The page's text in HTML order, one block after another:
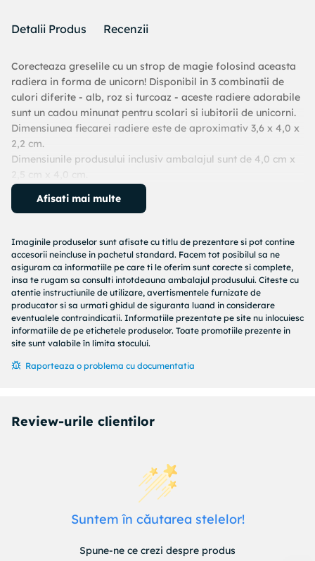
Detalii Produs Recenzii
Corecteaza greselile cu un strop de magie folosind aceasta
radiera in forma de unicorn! Disponibil in 3 combinatii de
culori diferite - alb, roz si turcoaz - aceste radiere adorabile
sunt un cadou minunat pentru scolari si iubitorii de unicorni.
Dimensiunea fiecarei radiere este de aproximativ 3,6 x 4,0 x
2,2 cm.
Dimensiunile produsului inclusiv ambalajul sunt de 4,0 cm x
Varsta recomandata: 6 ani+
Avertisment: Nu este recomandat copiilor sub 3 ani!
Afisati mai multe
Imaginile produselor sunt afisate cu titlu de prezentare si pot contine
accesorii neincluse in pachetul standard. Facem tot posibilul sa ne
asiguram ca informatiile pe care ti le oferim sunt corecte si complete,
insa te rugam sa consulti intotdeauna ambalajul produsului. Citeste cu
atentie instructiunile de utilizare, avertismentele furnizate de
producator si sa urmati ghidul de siguranta luand in considerare
eventualele contraindicatii. Informatiile prezentate pe site nu inlocuiesc
informatiile de pe etichetele produselor. Toate promotiile prezente in
site sunt valabile în limita stocului.
Raporteaza o problema cu documentatia
Review-urile clientilor
Suntem în căutarea stelelor!
Spune-ne ce crezi despre produs